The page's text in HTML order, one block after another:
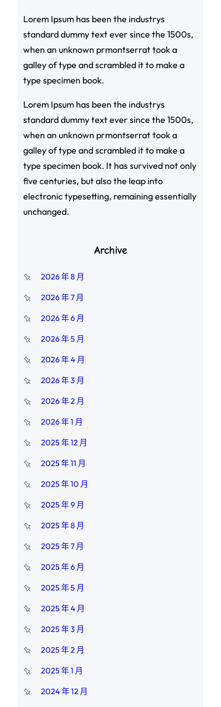
Lorem Ipsum has been the industrys
standard dummy text ever since the 1500s,
when an unknown prmontserrat took a
galley of type and scrambled it to make a
type specimen book.
Lorem Ipsum has been the industrys
standard dummy text ever since the 1500s,
when an unknown prmontserrat took a
galley of type and scrambled it to make a
type specimen book. It has survived not only
five centuries, but also the leap into
electronic typesetting, remaining essentially
unchanged.
Archive
2026 年 8 月
2026 年 7 月
2026 年 6 月
2026 年 5 月
2026 年 4 月
2026 年 3 月
2026 年 2 月
2026 年 1 月
2025 年 12 月
2025 年 11 月
2025 年 10 月
2025 年 9 月
2025 年 8 月
2025 年 7 月
2025 年 6 月
2025 年 5 月
2025 年 4 月
2025 年 3 月
2025 年 2 月
2025 年 1 月
2024 年 12 月